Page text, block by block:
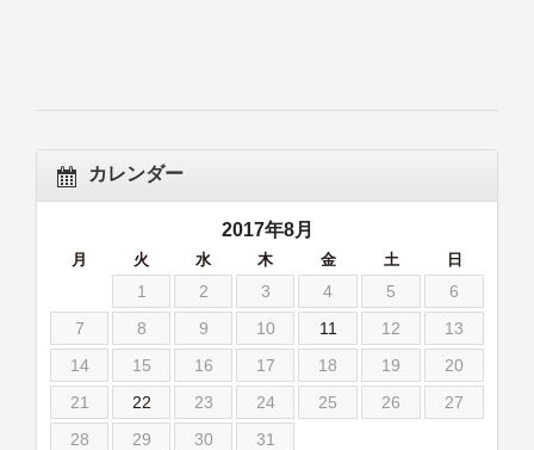
カレンダー
2017年8月
月 火 水 木 金 土 日
1 2 3 4 5
6
7
8 9 10 11 12
13
14
15 16 17 18 19
20
21
22 23 24 25 26
27
28
29 30
31